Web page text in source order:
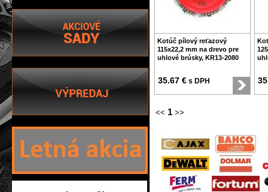
Kotúč pílový reťazový
115x22,2 mm na drevo pre
uhlové brúsky, KR13-2080
35.67 € s DPH
<< 1 >>